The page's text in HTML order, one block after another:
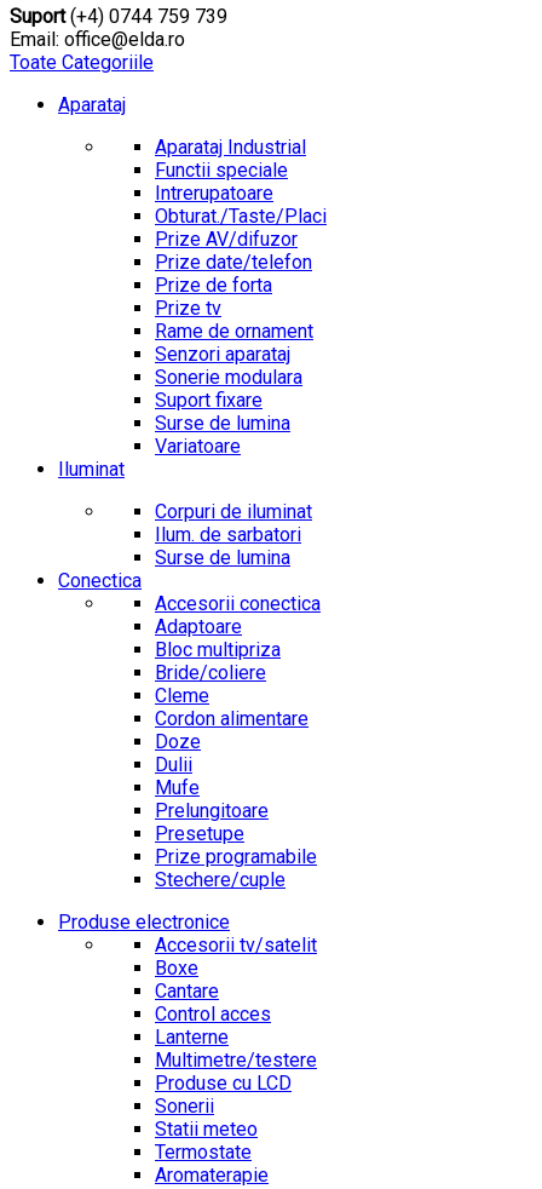
Suport(+4) 0744 759 739
Email: office@elda.ro
Toate Categoriile
Aparataj
Aparataj Industrial
Functii speciale
Intrerupatoare
Obturat./Taste/Placi
Prize AV/difuzor
Prize date/telefon
Prize de forta
Prize tv
Rame de ornament
Senzori aparataj
Sonerie modulara
Suport fixare
Surse de lumina
Variatoare
Iluminat
Corpuri de iluminat
Ilum. de sarbatori
Surse de lumina
Conectica
Accesorii conectica
Adaptoare
Bloc multipriza
Bride/coliere
Cleme
Cordon alimentare
Doze
Dulii
Mufe
Prelungitoare
Presetupe
Prize programabile
Stechere/cuple
Produse electronice
Accesorii tv/satelit
Boxe
Cantare
Control acces
Lanterne
Multimetre/testere
Produse cu LCD
Sonerii
Statii meteo
Termostate
Aromaterapie